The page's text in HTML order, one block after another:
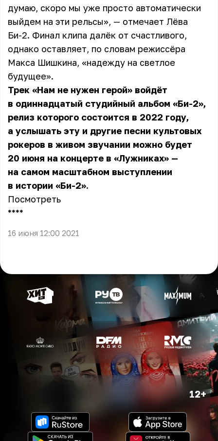
думаю, скоро мы уже просто автоматически
выйдем на эти рельсы», — отмечает Лёва
Би-2. Финал клипа далёк от счастливого,
однако оставляет, по словам режиссёра
Макса Шишкина, «надежду на светлое
будущее».
Трек «Нам не нужен герой» войдёт
в одиннадцатый студийный альбом «Би-2»,
релиз которого состоится в 2022 году,
а услышать эту и другие песни культовых
рокеров в живом звучании можно будет
20 июня на концерте в «Лужниках» —
на самом масштабном выступлении
в истории «Би-2».
Посмотреть
** **
16 июня 12:00 2021
12+